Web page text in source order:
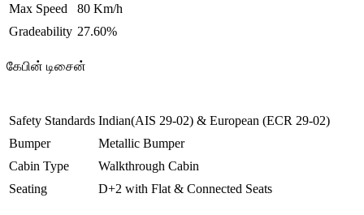
Max Speed
80 Km/h
Gradeability 27.60%
கேபின் டிசைன்
Safety Standards Indian(AIS 29-02) & European (ECR 29-02)
Bumper
Metallic Bumper
Cabin Type
Walkthrough Cabin
Seating
D+2 with Flat & Connected Seats